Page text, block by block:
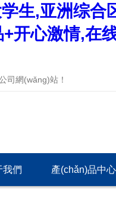
生,亚洲综
开心激情,在
(wǎng)站！
我們 產(chǎn)品中心